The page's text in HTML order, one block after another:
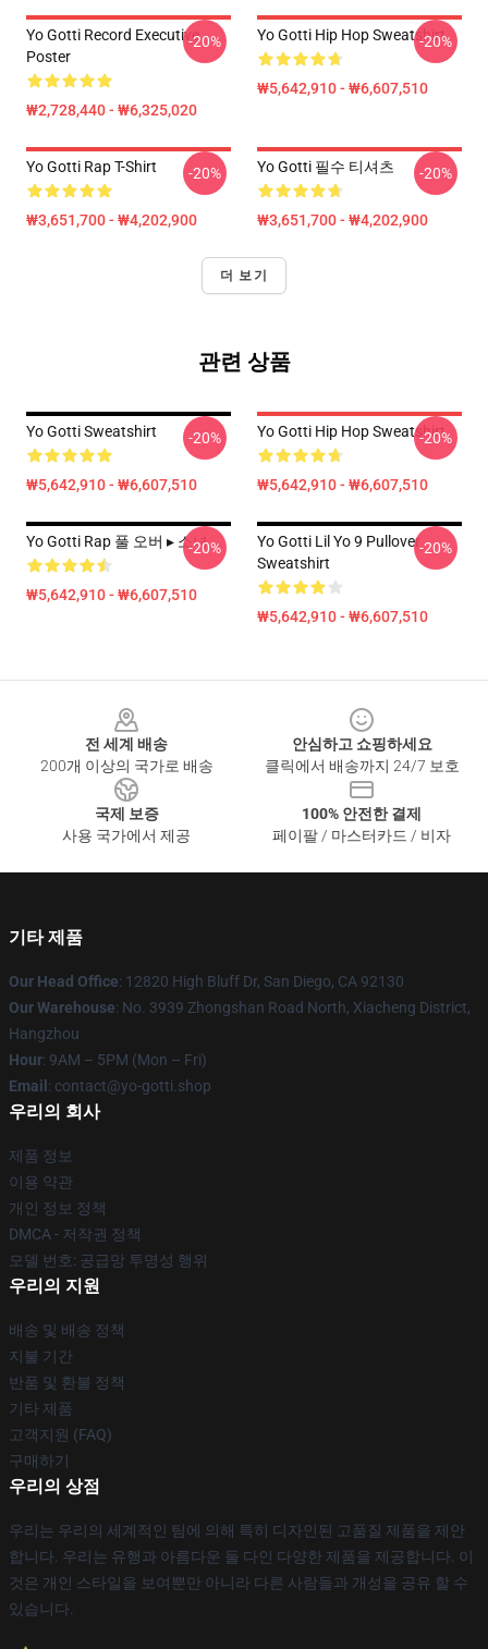
Yo Gotti Record Executive
Poster
₩2,728,440 - ₩6,325,020
-20% Yo Gotti Hip Hop Sweatshirt
₩5,642,910 - ₩6,607,510
-20%
Yo Gotti Rap T-Shirt
₩3,651,700 - ₩4,202,900
-20% Yo Gotti 필수 티셔츠
₩3,651,700 - ₩4,202,900
-20%
더 보기
관련 상품
Yo Gotti Sweatshirt
₩5,642,910 - ₩6,607,510
-20% Yo Gotti Hip Hop Sweatshirt
₩5,642,910 - ₩6,607,510
-20%
Yo Gotti Rap 풀 오버 ▸ 소녀
₩5,642,910 - ₩6,607,510
-20%
Yo Gotti Lil Yo 9 Pullover
Sweatshirt
₩5,642,910 - ₩6,607,510
-20%
전 세계 배송
200개 이상의 국가로 배송
안심하고 쇼핑하세요
클릭에서 배송까지 24/7 보호
국제 보증
사용 국가에서 제공
100% 안전한 결제
페이팔 / 마스터카드 / 비자
기타 제품
Our Head Office: 12820 High Bluff Dr, San Diego, CA 92130
Our Warehouse: No. 3939 Zhongshan Road North, Xiacheng District,
Hangzhou
Hour: 9AM – 5PM (Mon – Fri)
Email : contact@yo-gotti.shop
우리의 회사
제품 정보
이용 약관
개인 정보 정책
DMCA - 저작권 정책
모델 번호: 공급망 투명성 행위
우리의 지원
배송 및 배송 정책
지불 기간
반품 및 환불 정책
기타 제품
고객지원 (FAQ)
구매하기
우리의 상점
우리는 우리의 세계적인 팀에 의해 특히 디자인된 고품질 제품을 제안
합니다. 우리는 유행과 아름다운 둘 다인 다양한 제품을 제공합니다. 이
것은 개인 스타일을 보여뿐만 아니라 다른 사람들과 개성을 공유 할 수
있습니다.